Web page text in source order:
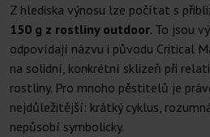
Z hlediska výnosu lze počítat s
150 g z rostliny outdoor. To jsou
odpovídají názvu i původu Critical
na solidní, konkrétní sklizeň při
rostliny. Pro mnoho pěstitelů je
nejdůležitější: krátký cyklus,
nepůsobí symbolicky.